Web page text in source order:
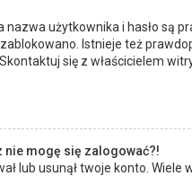
użytkownika i hasło są
Istnieje też
się z właścicielem
nie mogę się zalogować?!
lub usunął twoje konto.